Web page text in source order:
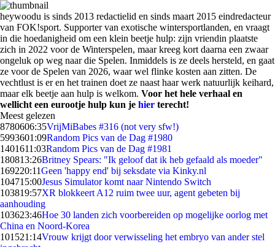
heywoodu is sinds 2013 redactielid en sinds maart 2015 eindredacteur
van FOK!sport. Supporter van exotische wintersportlanden, en vraagt
in die hoedanigheid om een klein beetje hulp: zijn vriendin plaatste
zich in 2022 voor de Winterspelen, maar kreeg kort daarna een zwaar
ongeluk op weg naar die Spelen. Inmiddels is ze deels hersteld, en gaat
ze voor de Spelen van 2026, waar wel flinke kosten aan zitten. De
vechtlust is er en het trainen doet ze naast haar werk natuurlijk keihard,
maar elk beetje aan hulp is welkom. Voor het hele verhaal en
wellicht een eurootje hulp kun je hier terecht!
Meest gelezen
8780606:35VrijMiBabes #316 (not very sfw!)
5993601:09Random Pics van de Dag #1980
1401611:03Random Pics van de Dag #1981
180813:26Britney Spears: "Ik geloof dat ik heb gefaald als moeder"
169220:11Geen 'happy end' bij seksdate via Kinky.nl
104715:00Jesus Simulator komt naar Nintendo Switch
103819:57XR blokkeert A12 ruim twee uur, agent gebeten bij
aanhouding
103623:46Hoe 30 landen zich voorbereiden op mogelijke oorlog met
China en Noord-Korea
101521:14Vrouw krijgt door verwisseling het embryo van ander stel